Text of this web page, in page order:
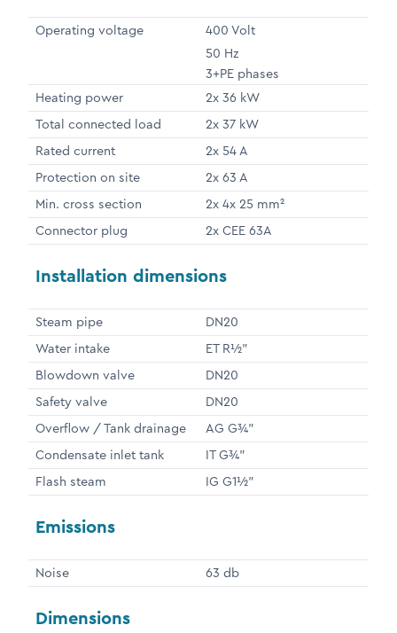
Operating voltage
400 Volt
50 Hz
3+PE phases
Heating power
2x 36 kW
Total connected load
2x 37 kW
Rated current
2x 54 A
Protection on site
2x 63 A
Min. cross section
2x 4x 25 mm²
Connector plug
2x CEE 63A
Installation dimensions
Steam pipe
DN20
Water intake
ET R½"
Blowdown valve
DN20
Safety valve
DN20
Overflow / Tank drainage
AG G¾"
Condensate inlet tank
IT G¾"
Flash steam
IG G1½"
Emissions
Noise 63 db
Dimensions